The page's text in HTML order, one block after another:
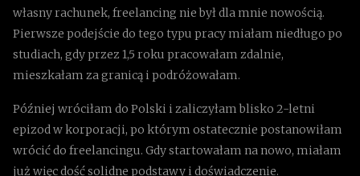
własny rachunek, freelancing nie był dla mnie nowością.
Pierwsze podejście do tego typu pracy miałam niedługo po
studiach, gdy przez 1,5 roku pracowałam zdalnie,
mieszkałam za granicą i podróżowałam.
Później wróciłam do Polski i zaliczyłam blisko 2-letni
epizod w korporacji, po którym ostatecznie postanowiłam
wrócić do freelancingu. Gdy startowałam na nowo, miałam
już więc dość solidne podstawy i doświadczenie.